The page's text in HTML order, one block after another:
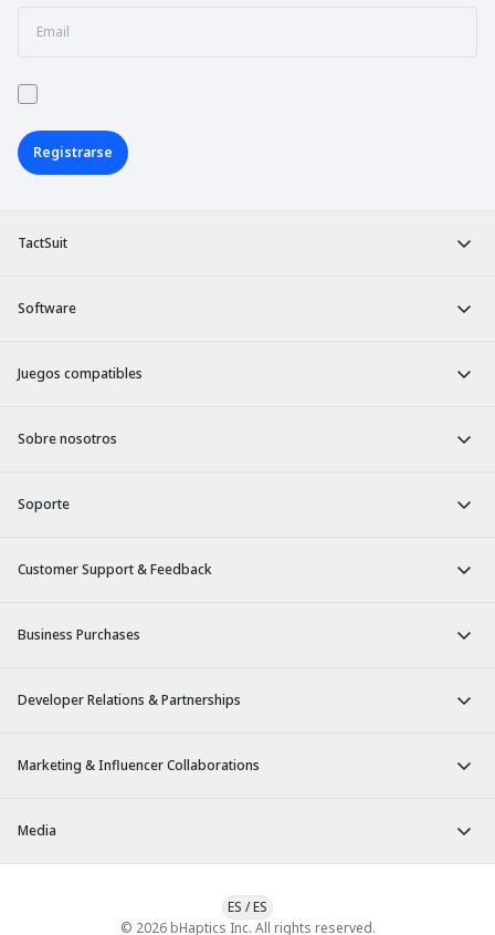
TactSuit
Software
Juegos compatibles
Sobre nosotros
Soporte
Customer Support & Feedback
Business Purchases
Developer Relations & Partnerships
Marketing & Influencer Collaborations
Media
Registrarse
© 2026 bHaptics Inc. All rights reserved.
ES /ES